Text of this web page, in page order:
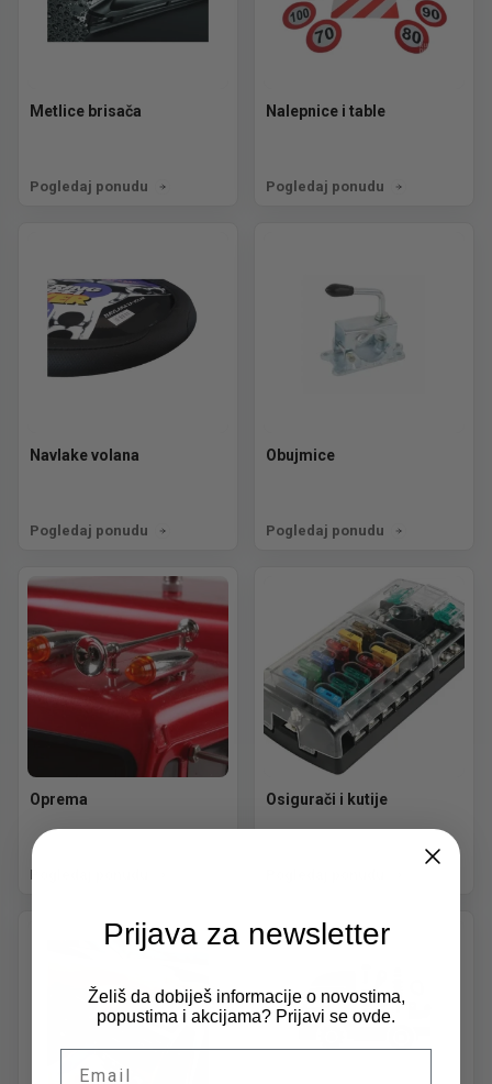
Metlice brisača
Pogledaj ponudu
Nalepnice i table
Pogledaj ponudu
Navlake volana
Pogledaj ponudu
Obujmice
Pogledaj ponudu
Oprema
Pogledaj ponudu
Osigurači i kutije
Prijava za newsletter
Želiš da dobiješ informacije o novostima,
popustima i akcijama? Prijavi se ovde.